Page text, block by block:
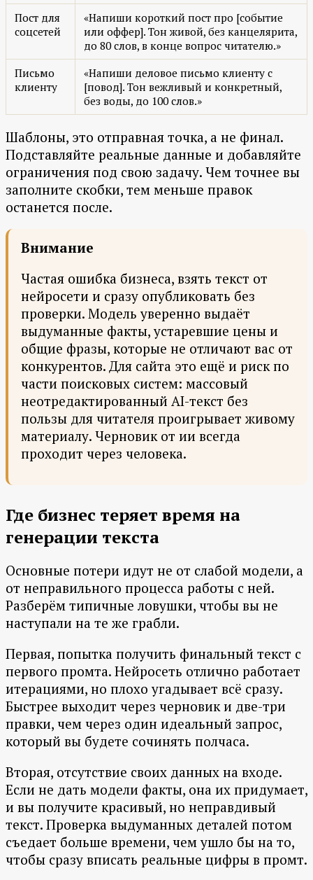
Пост для
соцсетей
«Напиши короткий пост про [событие
или оффер]. Тон живой, без канцелярита,
до 80 слов, в конце вопрос читателю.»
Письмо
клиенту
«Напиши деловое письмо клиенту с
[повод]. Тон вежливый и конкретный,
без воды, до 100 слов.»
Шаблоны, это отправная точка, а не финал.
Подставляйте реальные данные и добавляйте
ограничения под свою задачу. Чем точнее вы
заполните скобки, тем меньше правок
останется после.
Внимание
Частая ошибка бизнеса, взять текст от
нейросети и сразу опубликовать без
проверки. Модель уверенно выдаёт
выдуманные факты, устаревшие цены и
общие фразы, которые не отличают вас от
конкурентов. Для сайта это ещё и риск по
части поисковых систем: массовый
неотредактированный AI-текст без
пользы для читателя проигрывает живому
материалу. Черновик от ии всегда
проходит через человека.
Где бизнес теряет время на
генерации текста
Основные потери идут не от слабой модели, а
от неправильного процесса работы с ней.
Разберём типичные ловушки, чтобы вы не
наступали на те же грабли.
Первая, попытка получить финальный текст с
первого промта. Нейросеть отлично работает
итерациями, но плохо угадывает всё сразу.
Быстрее выходит через черновик и две-три
правки, чем через один идеальный запрос,
который вы будете сочинять полчаса.
Вторая, отсутствие своих данных на входе.
Если не дать модели факты, она их придумает,
и вы получите красивый, но неправдивый
текст. Проверка выдуманных деталей потом
съедает больше времени, чем ушло бы на то,
чтобы сразу вписать реальные цифры в промт.